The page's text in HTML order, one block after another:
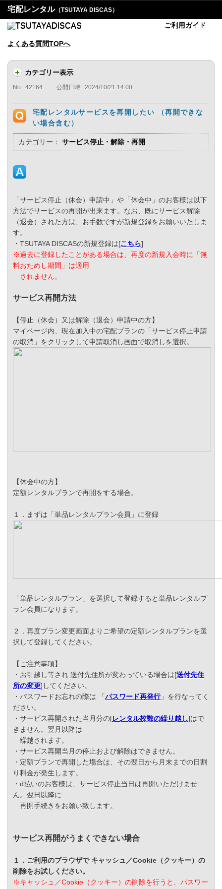
宅配レンタル（TSUTAYA DISCAS）
ご利用ガイド
よくある質問TOPへ
カテゴリー表示
No : 42164 公開日時 : 2024/10/21 14:00
宅配レンタルサービスを再開したい （再開できな
い場合含む）
カテゴリー： サービス停止・解除・再開
「サービス停止（休会）申請中」や「休会中」のお客様は以下
方法でサービスの再開が出来ます。なお、既にサービス解除
（退会）された方は、お手数ですが新規登録をお願いいたしま
す。
・TSUTAYA DISCASの新規登録は[こちら]
※過去に登録したことがある場合は、再度の新規入会時に「無
料おためし期間」は適用
されません。
サービス再開方法
【停止（休会）又は解除（退会）申請中の方】
マイページ内、現在加入中の宅配プランの「サービス停止申請
の取消」をクリックして申請取消し画面で取消しを選択。
【休会中の方】
定額レンタルプランで再開をする場合。
１．まずは「単品レンタルプラン会員」に登録
「単品レンタルプラン」を選択して登録すると単品レンタルプ
ラン会員になります。
２．再度プラン変更画面よりご希望の定額レンタルプランを選
択して登録してください。
【ご注意事項】
・お引越し等され 送付先住所が変わっている場合は[送付先住
所の変更]してください。
・パスワードお忘れの際は 「 パスワード再発行」を行なってく
ださい。
・サービス再開された当月分の[レンタル枚数の繰り越し]はで
きません。翌月以降は
繰越されます。
・サービス再開当月の停止および解除はできません。
・定額プランで再開した場合は、その翌日から月末までの日割
り料金が発生します。
・d払いのお客様は、サービス停止当日は再開いただけませ
ん。翌日以降に
再開手続きをお願い致します。
サービス再開がうまくできない場合
１．ご利用のブラウザで キャッシュ／Cookie（クッキー）の
削除をお試しください。
※キャッシュ／Cookie（クッキー）の削除を行うと、パスワー